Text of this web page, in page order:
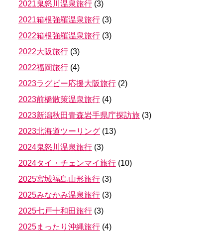
2021鬼怒川温泉旅行 (3)
2021箱根強羅温泉旅行 (3)
2022箱根強羅温泉旅行 (3)
2022大阪旅行 (3)
2022福岡旅行 (4)
2023ラグビー応援大阪旅行 (2)
2023前橋散策温泉旅行 (4)
2023新潟秋田青森岩手県庁探訪旅 (3)
2023北海道ツーリング (13)
2024鬼怒川温泉旅行 (3)
2024タイ・チェンマイ旅行 (10)
2025宮城福島山形旅行 (3)
2025みなかみ温泉旅行 (3)
2025七戸十和田旅行 (3)
2025まったり沖縄旅行 (4)